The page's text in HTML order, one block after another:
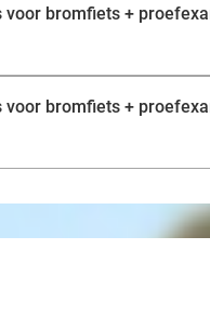
voor bromfiets +
voor bromfiets +